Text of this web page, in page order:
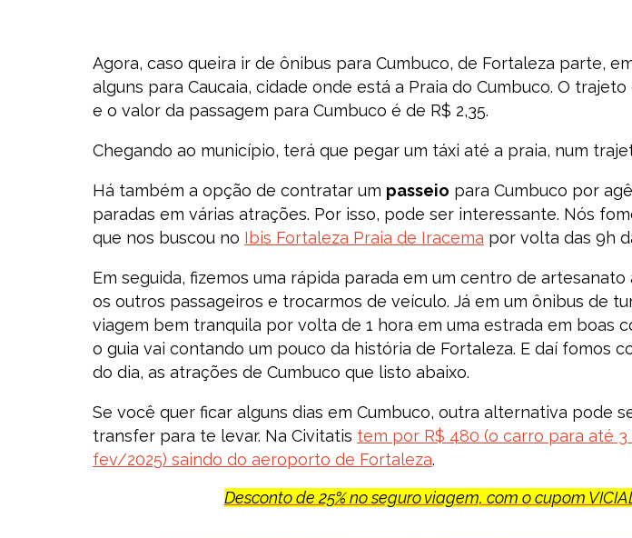
Agora, caso queira ir de ônibus para Cumbuco, de Fortaleza parte,
alguns para Caucaia, cidade onde está a Praia do Cumbuco. O
e o valor da passagem para Cumbuco é de R$ 2,35.
Chegando ao município, terá que pegar um táxi até a praia, num
Há também a opção de contratar um passeio para Cumbuco por
paradas em várias atrações. Por isso, pode ser interessante. Nós
que nos buscou no Ibis Fortaleza Praia de Iracema por volta das 9h
Em seguida, fizemos uma rápida parada em um centro de
os outros passageiros e trocarmos de veículo. Já em um ônibus de
viagem bem tranquila por volta de 1 hora em uma estrada em boas
o guia vai contando um pouco da história de Fortaleza. E daí fomos
do dia, as atrações de Cumbuco que listo abaixo.
Se você quer ficar alguns dias em Cumbuco, outra alternativa pode
transfer para te levar. Na Civitatis tem por R$ 480 (o carro para até 3
fev/2025) saindo do aeroporto de Fortaleza.
Desconto de 25% no seguro viagem, com o cupom